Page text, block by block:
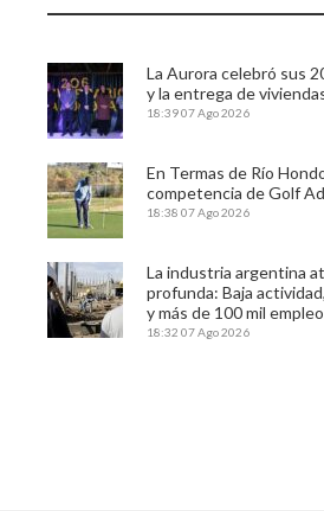
La Aurora celebró sus
y la entrega de
18:3907 Ago 2026
En Termas de Río
competencia de Golf
18:38 07 Ago 2026
La industria argentina
profunda: Baja
y más de 100 mil
18:32 07 Ago 2026